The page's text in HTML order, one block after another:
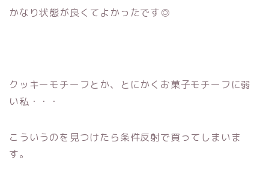
かなり状態が良くてよかったです◎
クッキーモチーフとか、とにかくお菓子モチーフに弱
い私・・・
こういうのを見つけたら条件反射で買ってしまいま
す。